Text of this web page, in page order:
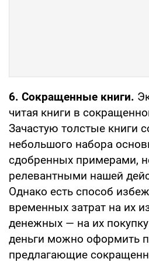
6. Сокращенные книги.
читая книги в
Зачастую толстые книги
небольшого набора
сдобренных примерами,
релевантными нашей
Однако есть способ
временных затрат на их
денежных — на их
деньги можно оформить
предлагающие